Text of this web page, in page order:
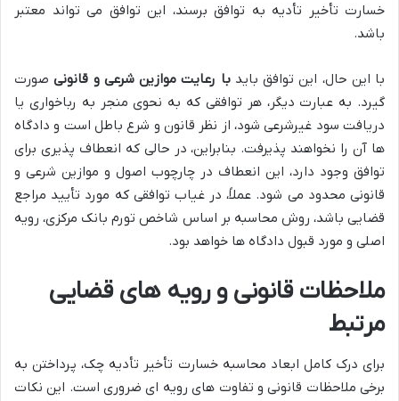
خسارت تأخیر تأدیه به توافق برسند، این توافق می تواند معتبر
باشد.
با این حال، این توافق بایدبا رعایت موازین شرعی و قانونیصورت
گیرد. به عبارت دیگر، هر توافقی که به نحوی منجر به رباخواری یا
دریافت سود غیرشرعی شود، از نظر قانون و شرع باطل است و دادگاه
ها آن را نخواهند پذیرفت. بنابراین، در حالی که انعطاف پذیری برای
توافق وجود دارد، این انعطاف در چارچوب اصول و موازین شرعی و
قانونی محدود می شود. عملاً، در غیاب توافقی که مورد تأیید مراجع
قضایی باشد، روش محاسبه بر اساس شاخص تورم بانک مرکزی، رویه
اصلی و مورد قبول دادگاه ها خواهد بود.
ملاحظات قانونی و رویه های قضایی
مرتبط
برای درک کامل ابعاد محاسبه خسارت تأخیر تأدیه چک، پرداختن به
برخی ملاحظات قانونی و تفاوت های رویه ای ضروری است. این نکات